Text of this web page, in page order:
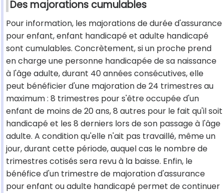
Des majorations cumulables
Pour information, les majorations de durée d'assurance
pour enfant, enfant handicapé et adulte handicapé
sont cumulables. Concrètement, si un proche prend
en charge une personne handicapée de sa naissance
à l'âge adulte, durant 40 années consécutives, elle
peut bénéficier d'une majoration de 24 trimestres au
maximum : 8 trimestres pour s'être occupée d'un
enfant de moins de 20 ans, 8 autres pour le fait qu'il soit
handicapé et les 8 derniers lors de son passage à l'âge
adulte. A condition qu'elle n'ait pas travaillé, même un
jour, durant cette période, auquel cas le nombre de
trimestres cotisés sera revu à la baisse. Enfin, le
bénéfice d'un trimestre de majoration d'assurance
pour enfant ou adulte handicapé permet de continuer